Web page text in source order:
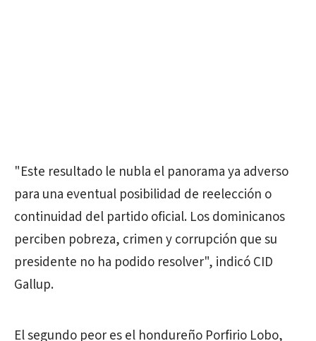
"Este resultado le nubla el panorama ya adverso
para una eventual posibilidad de reelección o
continuidad del partido oficial. Los dominicanos
perciben pobreza, crimen y corrupción que su
presidente no ha podido resolver", indicó CID
Gallup.
El segundo peor es el hondureño Porfirio Lobo,